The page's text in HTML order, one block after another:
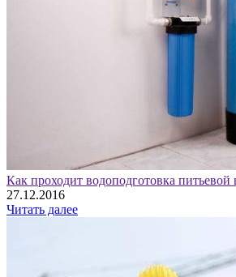
Как проходит водоподготовка питьевой
27.12.2016
Читать далее